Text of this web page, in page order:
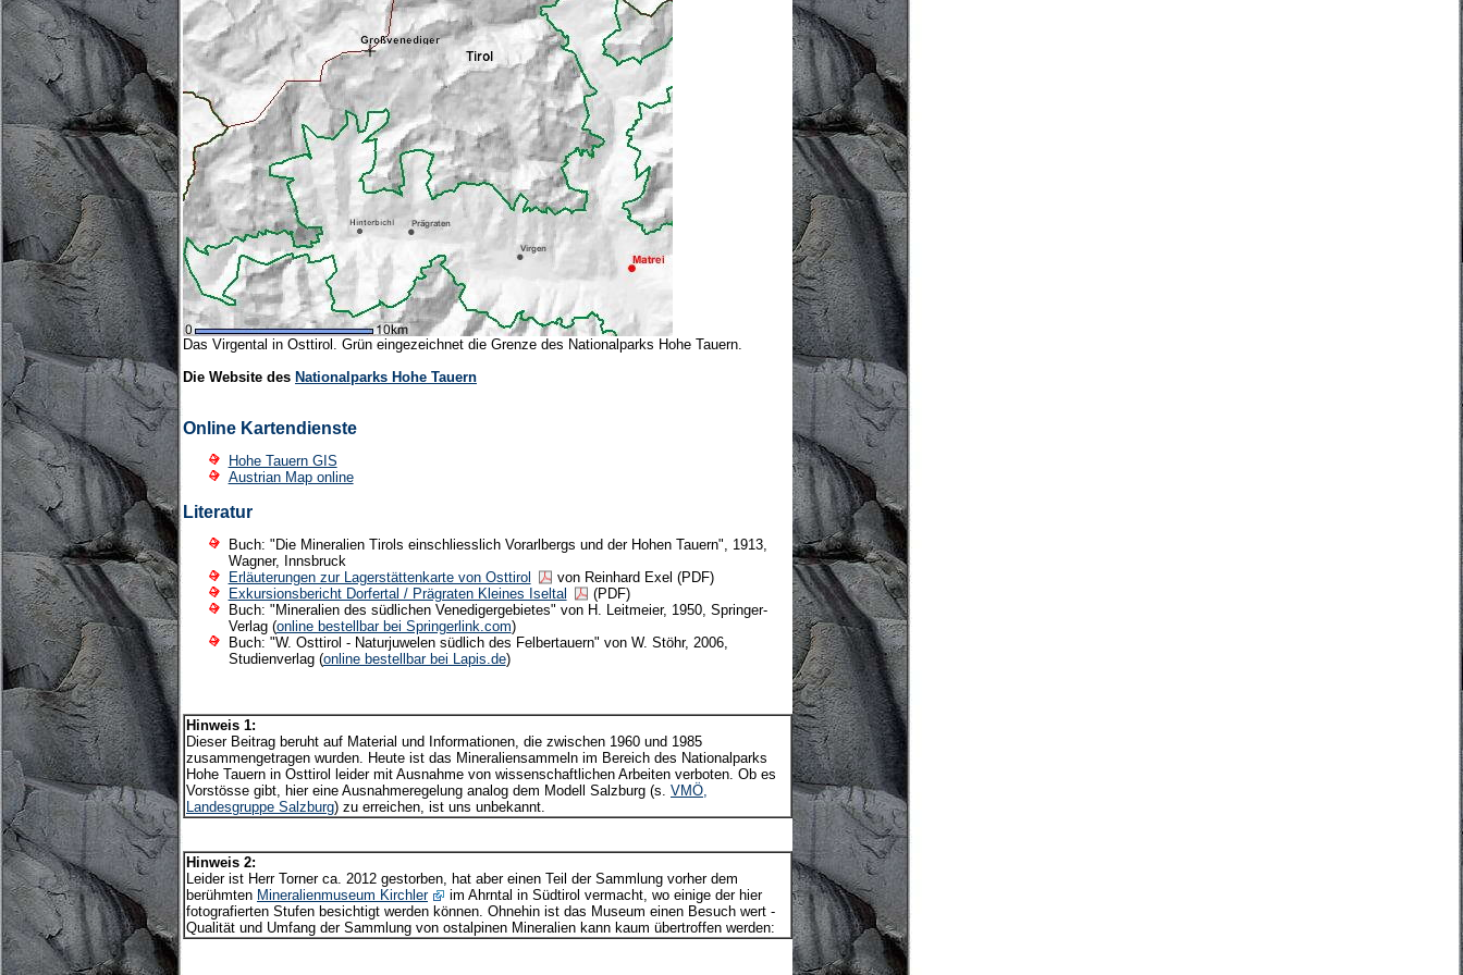
Das Virgental in Osttirol. Grün eingezeichnet die Grenze des Nationalparks Hohe Tauern.
Die Website des Nationalparks Hohe Tauern
Online Kartendienste
Hohe Tauern GIS
Austrian Map online
Literatur
Buch: "Die Mineralien Tirols einschliesslich Vorarlbergs und der Hohen Tauern", 1913,
Wagner, Innsbruck
Erläuterungen zur Lagerstättenkarte von Osttirol
von Reinhard Exel (PDF)
Exkursionsbericht Dorfertal / Prägraten Kleines Iseltal
(PDF)
Buch: "Mineralien des südlichen Venedigergebietes" von H. Leitmeier, 1950, Springer-
Verlag (online bestellbar bei Springerlink.com)
Buch: "W. Osttirol - Naturjuwelen südlich des Felbertauern" von W. Stöhr, 2006,
Studienverlag (online bestellbar bei Lapis.de)
Hinweis 1:
Dieser Beitrag beruht auf Material und Informationen, die zwischen 1960 und 1985
zusammengetragen wurden. Heute ist das Mineraliensammeln im Bereich des Nationalparks
Hohe Tauern in Osttirol leider mit Ausnahme von wissenschaftlichen Arbeiten verboten. Ob es
Vorstösse gibt, hier eine Ausnahmeregelung analog dem Modell Salzburg (s. VMÖ,
Landesgruppe Salzburg) zu erreichen, ist uns unbekannt.
Hinweis 2:
Leider ist Herr Torner ca. 2012 gestorben, hat aber einen Teil der Sammlung vorher dem
berühmten Mineralienmuseum Kirchler
im Ahrntal in Südtirol vermacht, wo einige der hier
fotografierten Stufen besichtigt werden können. Ohnehin ist das Museum einen Besuch wert -
Qualität und Umfang der Sammlung von ostalpinen Mineralien kann kaum übertroffen werden: